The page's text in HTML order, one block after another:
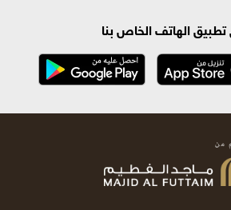
الهاتف الخاص بنا